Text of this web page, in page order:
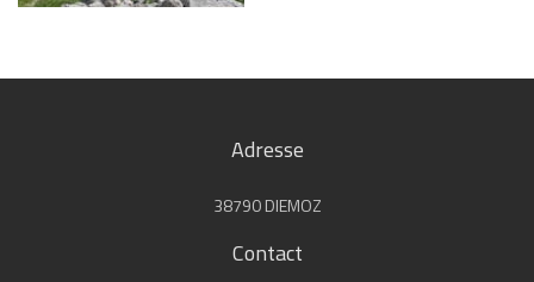
Adresse
38790 DIEMOZ
Contact